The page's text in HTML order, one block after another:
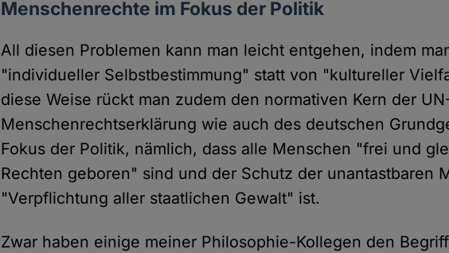
Menschenrechte im Fokus der Politik
All diesen Problemen kann man leicht entgehen, indem
"individueller Selbstbestimmung" statt von "kultureller
diese Weise rückt man zudem den normativen Kern der
Menschenrechtserklärung wie auch des deutschen
Fokus der Politik, nämlich, dass alle Menschen "frei und
Rechten geboren" sind und der Schutz der unantastbaren
"Verpflichtung aller staatlichen Gewalt" ist.
Zwar haben einige meiner Philosophie-Kollegen den